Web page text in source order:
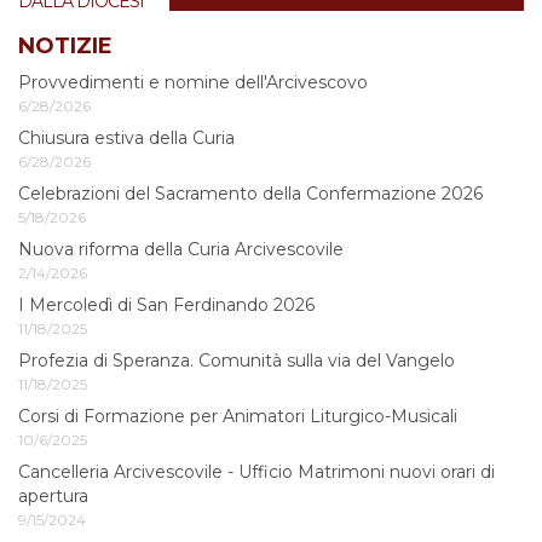
alle
originali…
NOTIZIE
Provvedimenti e nomine dell'Arcivescovo
6/28/2026
Chiusura estiva della Curia
6/28/2026
Celebrazioni del Sacramento della Confermazione 2026
5/18/2026
Nuova riforma della Curia Arcivescovile
2/14/2026
I Mercoledì di San Ferdinando 2026
11/18/2025
Profezia di Speranza. Comunità sulla via del Vangelo
11/18/2025
Corsi di Formazione per Animatori Liturgico-Musicali
10/6/2025
Cancelleria Arcivescovile - Ufficio Matrimoni nuovi orari di
apertura
9/15/2024